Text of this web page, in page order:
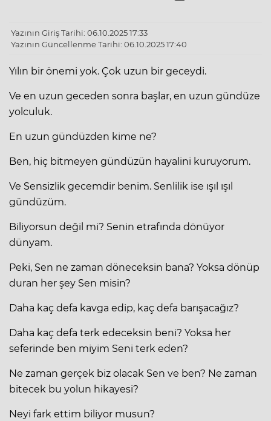
Yazının Giriş Tarihi: 06.10.2025 17:33
Yazının Güncellenme Tarihi: 06.10.2025 17:40
Yılın bir önemi yok. Çok uzun bir geceydi.
Ve en uzun geceden sonra başlar, en uzun gündüze
yolculuk.
En uzun gündüzden kime ne?
Ben, hiç bitmeyen gündüzün hayalini kuruyorum.
Ve Sensizlik gecemdir benim. Senlilik ise ışıl ışıl
gündüzüm.
Biliyorsun değil mi? Senin etrafında dönüyor
dünyam.
Peki, Sen ne zaman döneceksin bana? Yoksa dönüp
duran her şey Sen misin?
Daha kaç defa kavga edip, kaç defa barışacağız?
Daha kaç defa terk edeceksin beni? Yoksa her
seferinde ben miyim Seni terk eden?
Ne zaman gerçek biz olacak Sen ve ben? Ne zaman
bitecek bu yolun hikayesi?
Neyi fark ettim biliyor musun?